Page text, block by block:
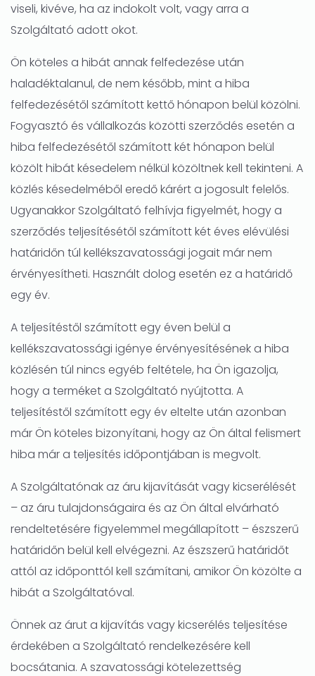
viseli, kivéve, ha az indokolt volt, vagy arra a
Szolgáltató adott okot.
Ön köteles a hibát annak felfedezése után
haladéktalanul, de nem később, mint a hiba
felfedezésétől számított kettő hónapon belül közölni.
Fogyasztó és vállalkozás közötti szerződés esetén a
hiba felfedezésétől számított két hónapon belül
közölt hibát késedelem nélkül közöltnek kell tekinteni. A
közlés késedelméből eredő kárért a jogosult felelős.
Ugyanakkor Szolgáltató felhívja figyelmét, hogy a
szerződés teljesítésétől számított két éves elévülési
határidőn túl kellékszavatossági jogait már nem
érvényesítheti. Használt dolog esetén ez a határidő
egy év.
A teljesítéstől számított egy éven belül a
kellékszavatossági igénye érvényesítésének a hiba
közlésén túl nincs egyéb feltétele, ha Ön igazolja,
hogy a terméket a Szolgáltató nyújtotta. A
teljesítéstől számított egy év eltelte után azonban
már Ön köteles bizonyítani, hogy az Ön által felismert
hiba már a teljesítés időpontjában is megvolt.
A Szolgáltatónak az áru kijavítását vagy kicserélését
– az áru tulajdonságaira és az Ön által elvárható
rendeltetésére figyelemmel megállapított – észszerű
határidőn belül kell elvégezni. Az észszerű határidőt
attól az időponttól kell számítani, amikor Ön közölte a
hibát a Szolgáltatóval.
Önnek az árut a kijavítás vagy kicserélés teljesítése
érdekében a Szolgáltató rendelkezésére kell
bocsátania. A szavatossági kötelezettség